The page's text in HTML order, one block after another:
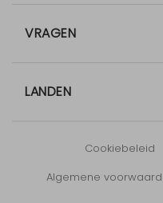
VRAGEN
LANDEN
Cookiebeleid
Algemene